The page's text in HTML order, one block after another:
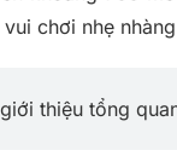
chơi nhẹ
thiệu tổng